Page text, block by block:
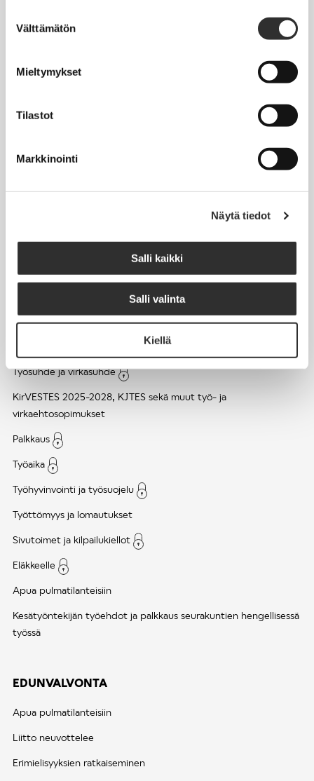
valinta
Välttämätön
Mieltymykset
Tilastot
Markkinointi
Näytä tiedot
Salli kaikki
Salli valinta
Kiellä
Jäsenmaksujen työnantajaperintä
Matkalaskut
Tapahtumakalenteri
JOBI
TYÖELÄMÄOPAS
Työsuhde ja virkasuhde
KirVESTES 2025-2028, KJTES sekä muut työ- ja
virkaehtosopimukset
Palkkaus
Työaika
Työhyvinvointi ja työsuojelu
Työttömyys ja lomautukset
Sivutoimet ja kilpailukiellot
Eläkkeelle
Apua pulmatilanteisiin
Kesätyöntekijän työehdot ja palkkaus seurakuntien hengellisessä
työssä
EDUNVALVONTA
Apua pulmatilanteisiin
Liitto neuvottelee
Erimielisyyksien ratkaiseminen